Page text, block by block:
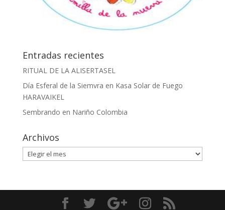
Entradas recientes
RITUAL DE LA ALISERTASEL
Día Esferal de la Siemvra en Kasa Solar de Fuego
HARAVAIKEL
Sembrando en Nariño Colombia
Archivos
Archivos